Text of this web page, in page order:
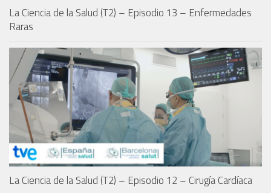
La Ciencia de la Salud (T2) – Episodio 13 – Enfermedades
Raras
La Ciencia de la Salud (T2) – Episodio 12 – Cirugía Cardíaca